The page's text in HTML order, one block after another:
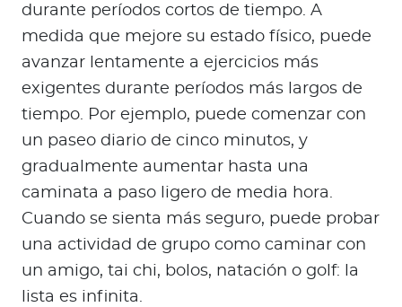
durante períodos cortos de tiempo. A
medida que mejore su estado físico, puede
avanzar lentamente a ejercicios más
exigentes durante períodos más largos de
tiempo. Por ejemplo, puede comenzar con
un paseo diario de cinco minutos, y
gradualmente aumentar hasta una
caminata a paso ligero de media hora.
Cuando se sienta más seguro, puede probar
una actividad de grupo como caminar con
un amigo, tai chi, bolos, natación o golf: la
lista es infinita.